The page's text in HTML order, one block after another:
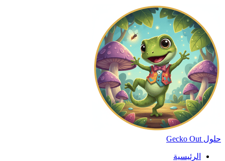
حلول Gecko Out
الرئيسية